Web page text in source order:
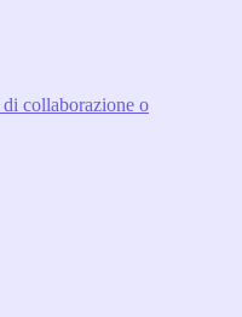
collaborazione o